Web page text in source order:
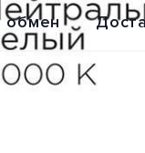
обмен
от
Мощность